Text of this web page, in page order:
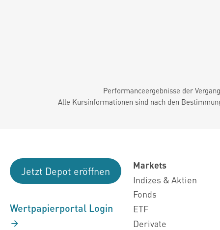
Performanceergebnisse der
Alle Kursinformationen sind nach den
Jetzt Depot eröffnen
Wertpapierportal Login
Markets
Indizes & Aktien
Fonds
ETF
Derivate